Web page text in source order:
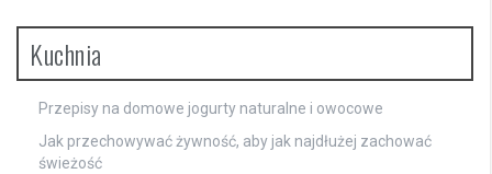
Kuchnia
Przepisy na domowe jogurty naturalne i owocowe
Jak przechowywać żywność, aby jak najdłużej zachować
świeżość